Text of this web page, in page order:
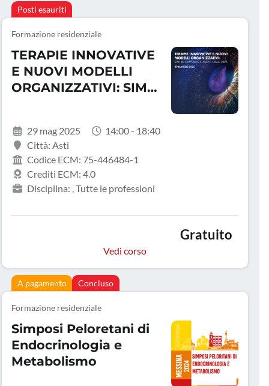
Posti esauriti
Formazione residenziale
TERAPIE INNOVATIVE
E NUOVI MODELLI
ORGANIZZATIVI: SIMT
29 mag 2025
14:00 - 18:40
Città: Asti
Codice ECM: 75-446484-1
Crediti ECM: 4.0
Disciplina: , Tutte le professioni
Gratuito
Vedi corso
A pagamento Concluso
Formazione residenziale
Simposi Peloretani di
Endocrinologia e
Metabolismo